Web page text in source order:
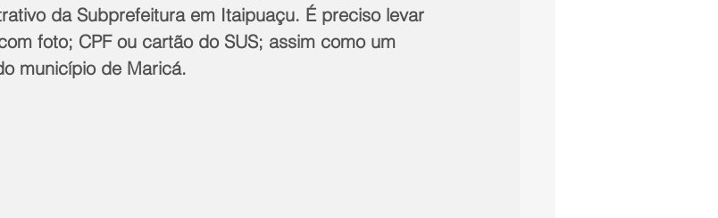
da Subprefeitura em Itaipuaçu. É preciso levar
foto; CPF ou cartão do SUS; assim como um
município de Maricá.